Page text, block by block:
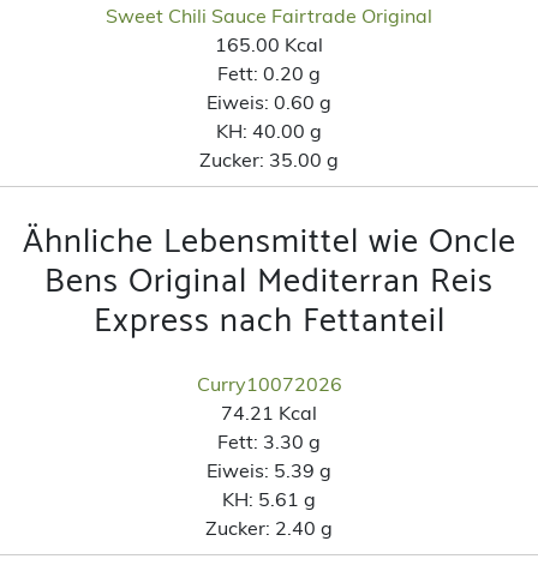
Sweet Chili Sauce Fairtrade Original
165.00 Kcal
Fett: 0.20 g
Eiweis: 0.60 g
KH: 40.00 g
Zucker: 35.00 g
Ähnliche Lebensmittel wie Oncle
Bens Original Mediterran Reis
Express nach Fettanteil
Curry10072026
74.21 Kcal
Fett: 3.30 g
Eiweis: 5.39 g
KH: 5.61 g
Zucker: 2.40 g